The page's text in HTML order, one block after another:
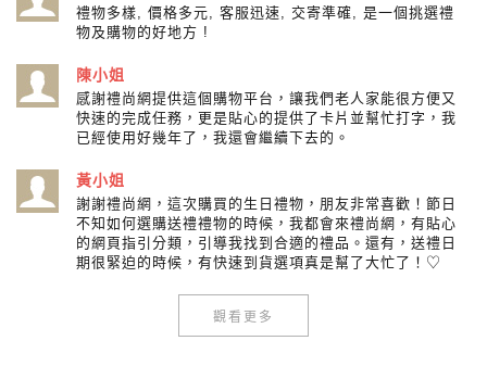
禮物多樣, 價格多元, 客服迅速, 交寄準確, 是一個挑選禮
物及購物的好地方 !
陳小姐
感謝禮尚網提供這個購物平台，讓我們老人家能很方便又
快速的完成任務，更是貼心的提供了卡片並幫忙打字，我
已經使用好幾年了，我還會繼續下去的。
黃小姐
謝謝禮尚網，這次購買的生日禮物，朋友非常喜歡！節日
不知如何選購送禮禮物的時候，我都會來禮尚網，有貼心
的網頁指引分類，引導我找到合適的禮品。還有，送禮日
期很緊迫的時候，有快速到貨選項真是幫了大忙了！♡
觀看更多